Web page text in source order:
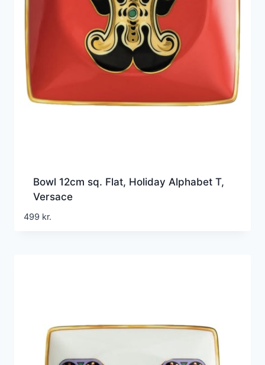
Bowl 12cm sq. Flat, Holiday Alphabet T,
Versace
499 kr.